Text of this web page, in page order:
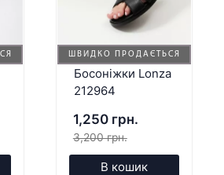
ШВИДКО ПРОДАЄТЬСЯ
Босоніжки Lonza
212964
1,250 грн.
3,200 грн.
В кошик